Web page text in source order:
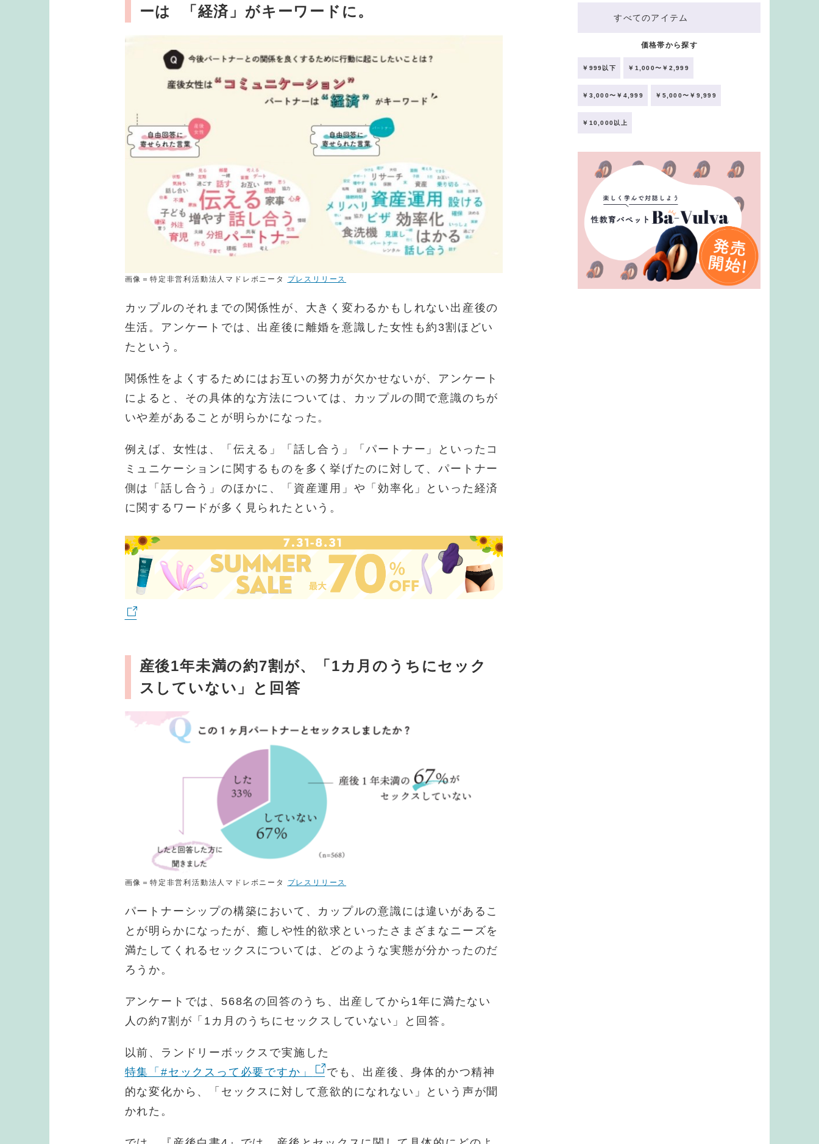
ーは 「経済」がキーワードに。
画像＝特定非営利活動法人マドレボニータ プレスリリース
カップルのそれまでの関係性が、大きく変わるかもしれない出産後の
生活。アンケートでは、出産後に離婚を意識した女性も約3割ほどい
たという。
関係性をよくするためにはお互いの努力が欠かせないが、アンケート
によると、その具体的な方法については、カップルの間で意識のちが
いや差があることが明らかになった。
例えば、女性は、「伝える」「話し合う」「パートナー」といったコ
ミュニケーションに関するものを多く挙げたのに対して、パートナー
側は「話し合う」のほかに、「資産運用」や「効率化」といった経済
に関するワードが多く見られたという。
産後1年未満の約7割が、「1カ月のうちにセック
スしていない」と回答
画像＝特定非営利活動法人マドレボニータ プレスリリース
パートナーシップの構築において、カップルの意識には違いがあるこ
とが明らかになったが、癒しや性的欲求といったさまざまなニーズを
満たしてくれるセックスについては、どのような実態が分かったのだ
ろうか。
アンケートでは、568名の回答のうち、出産してから1年に満たない
人の約7割が「1カ月のうちにセックスしていない」と回答。
以前、ランドリーボックスで実施した
特集「#セックスって必要ですか」
でも、出産後、身体的かつ精神
的な変化から、「セックスに対して意欲的になれない」という声が聞
かれた。
すべてのアイテム
価格帯から探す
￥999以下 ￥1,000〜￥2,999
￥3,000〜￥4,999 ￥5,000〜￥9,999
￥10,000以上